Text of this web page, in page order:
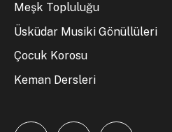
Meşk Topluluğu
Üsküdar Musiki Gönüllüleri
Çocuk Korosu
Keman Dersleri